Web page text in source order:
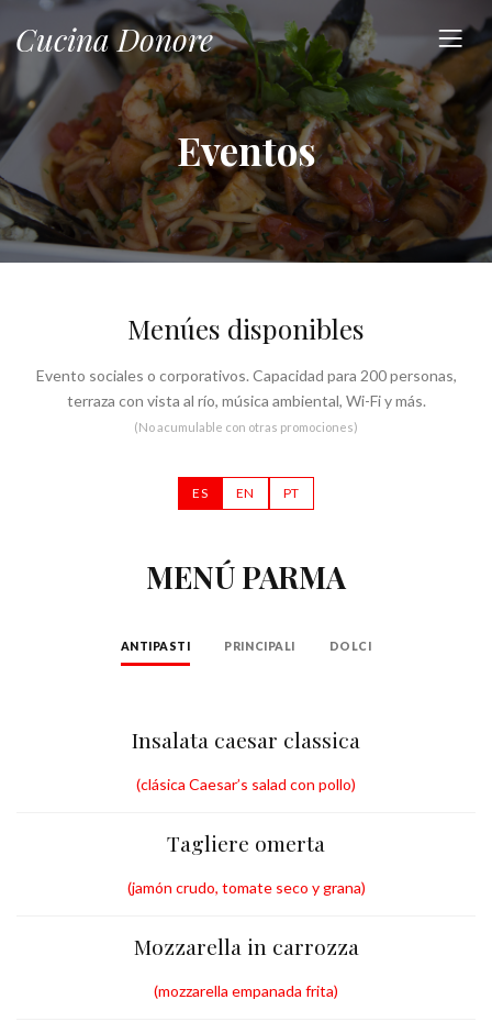
Cucina Donore
Eventos
Menúes disponibles
Evento sociales o corporativos. Capacidad para 200 personas,
terraza con vista al río, música ambiental, Wi-Fi y más.
(No acumulable con otras promociones)
ES EN PT
MENÚ PARMA
ANTIPASTI PRINCIPALI DOLCI
Insalata caesar classica
(clásica Caesar’s salad con pollo)
Tagliere omerta
(jamón crudo, tomate seco y grana)
Mozzarella in carrozza
(mozzarella empanada frita)